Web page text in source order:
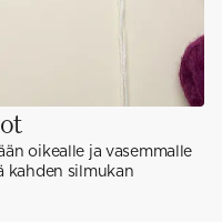
oikealle ja vasemmalle
kahden silmukan